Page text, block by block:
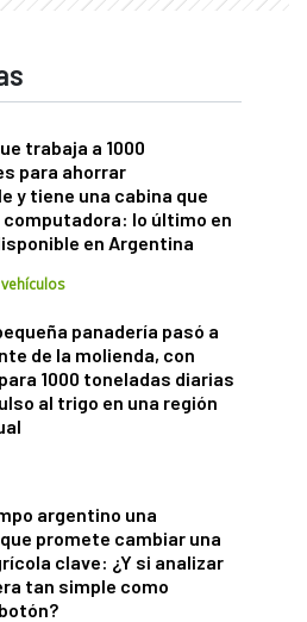
trabaja a 1000
para ahorrar
y tiene una cabina que
computadora: lo último en
en Argentina
panadería pasó a
de la molienda, con
1000 toneladas diarias
al trigo en una región
argentino una
promete cambiar una
clave: ¿Y si analizar
tan simple como